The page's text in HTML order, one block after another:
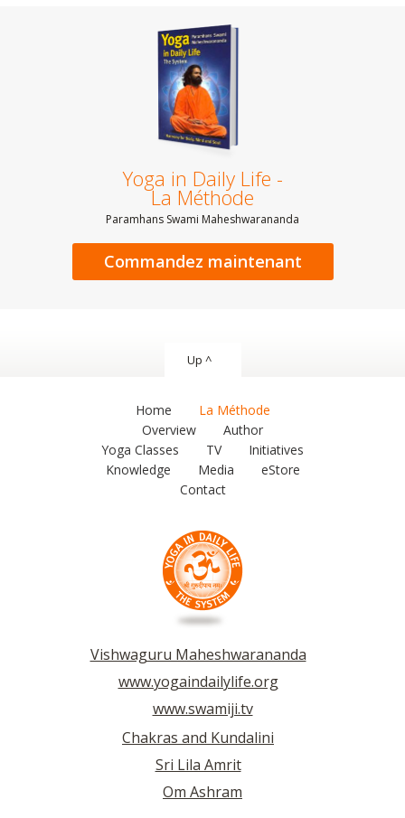
Yoga in Daily Life -
La Méthode
Paramhans Swami Maheshwarananda
Commandez maintenant
Up ^
Home
La Méthode
Overview
Author
Yoga Classes
TV
Initiatives
Knowledge
Media
eStore
Contact
Vishwaguru Maheshwarananda
www.yogaindailylife.org
www.swamiji.tv
Chakras and Kundalini
Sri Lila Amrit
Om Ashram